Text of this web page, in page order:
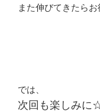
また伸びてきたら
では、
次回も楽しみに